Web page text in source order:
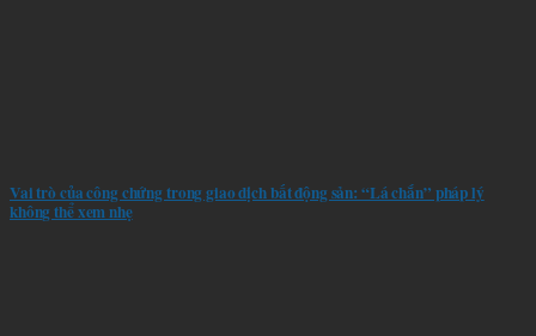
Vai trò của công chứng trong giao dịch bất động sản: “Lá chắn” pháp lý
không thể xem nhẹ